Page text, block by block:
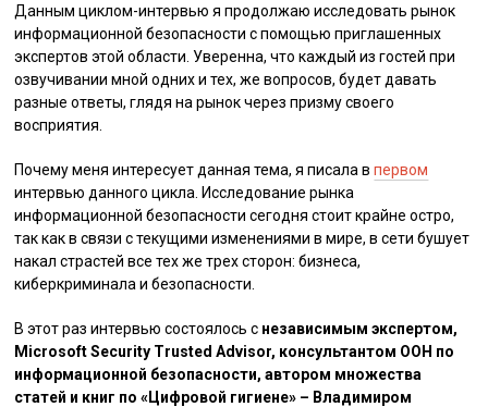
Данным циклом-интервью я продолжаю исследовать рынок
информационной безопасности с помощью приглашенных
экспертов этой области. Уверенна, что каждый из гостей при
озвучивании мной одних и тех, же вопросов, будет давать
разные ответы, глядя на рынок через призму своего
восприятия.
Почему меня интересует данная тема, я писала впервом
интервью данного цикла. Исследование рынка
информационной безопасности сегодня стоит крайне остро,
так как в связи с текущими изменениями в мире, в сети бушует
накал страстей все тех же трех сторон: бизнеса,
киберкриминала и безопасности.
В этот раз интервью состоялось с независимым экспертом,
Microsoft Security Trusted Advisor, консультантом ООН по
информационной безопасности, автором множества
статей и книг по «Цифровой гигиене» – Владимиром